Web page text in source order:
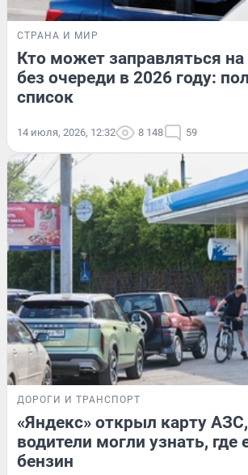
СТРАНА И МИР
Кто может заправляться на
без очереди в 2026 году:
список
14 июля, 2026, 12:32 8 148 59
ДОРОГИ И ТРАНСПОРТ
«Яндекс» открыл карту
водители могли узнать, где
бензин